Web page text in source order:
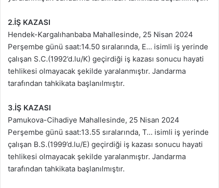
2.İŞ KAZASI
Hendek-Kargalıhanbaba Mahallesinde, 25 Nisan 2024
Perşembe günü saat:14.50 sıralarında, E… isimli iş yerinde
çalışan S.C.(1992’d.lu/K) geçirdiği iş kazası sonucu hayati
tehlikesi olmayacak şekilde yaralanmıştır. Jandarma
tarafından tahkikata başlanılmıştır.
3.İŞ KAZASI
Pamukova-Cihadiye Mahallesinde, 25 Nisan 2024
Perşembe günü saat:13.55 sıralarında, T… isimli iş yerinde
çalışan B.S.(1999’d.lu/E) geçirdiği iş kazası sonucu hayati
tehlikesi olmayacak şekilde yaralanmıştır. Jandarma
tarafından tahkikata başlanılmıştır.